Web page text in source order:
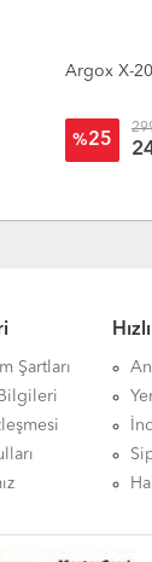
Argox
%25
Şartları